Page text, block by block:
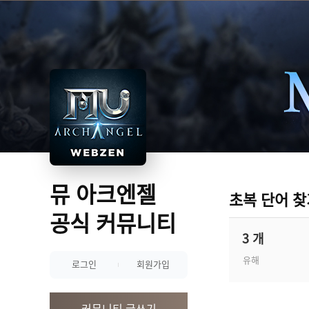
뮤 아크엔젤
공식 커뮤니티
로그인 회원가입
초복 단어
3 개
유해